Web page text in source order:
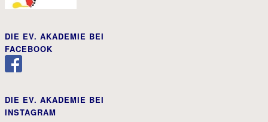
DIE EV. AKADEMIE BEI
FACEBOOK
DIE EV. AKADEMIE BEI
INSTAGRAM